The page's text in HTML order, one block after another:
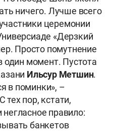
ничего. Лучше всего
церемонии
«Дерзкий
Просто помутнение
один момент. Пустота
Ильсур Метшин.
в поминки», –
тех пор, кстати,
негласное правило:
банкетов